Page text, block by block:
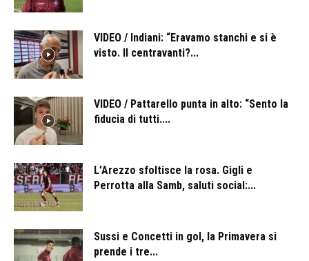
VIDEO / Indiani: “Eravamo stanchi e si è
visto. Il centravanti?...
VIDEO / Pattarello punta in alto: “Sento la
fiducia di tutti....
L’Arezzo sfoltisce la rosa. Gigli e
Perrotta alla Samb, saluti social:...
Sussi e Concetti in gol, la Primavera si
prende i tre...